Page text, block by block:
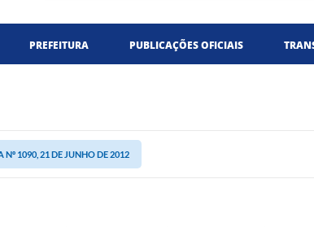
PREFEITURA PUBLICAÇÕES OFICIAIS
Nº 1090, 21 DE JUNHO DE 2012